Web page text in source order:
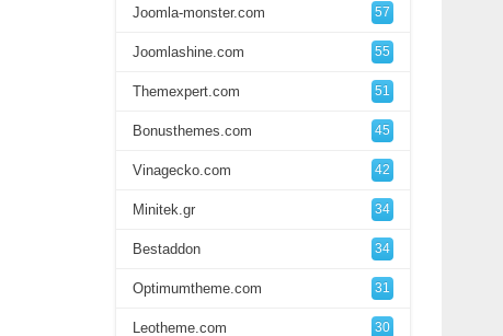
Joomla-monster.com 57
Joomlashine.com 55
Themexpert.com 51
Bonusthemes.com 45
Vinagecko.com 42
Minitek.gr 34
Bestaddon 34
Optimumtheme.com 31
Leotheme.com 30